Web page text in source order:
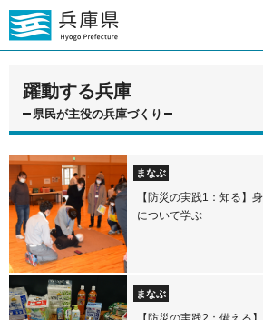
躍動する兵庫
県民が主役の兵庫づくり
まなぶ
【防災の実践1：知る】
について学ぶ
まなぶ